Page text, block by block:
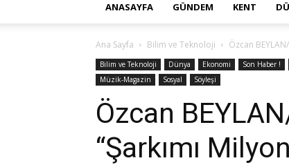
ANASAYFA GÜNDEM KENT
Ana Sayfa Bilim ve Teknoloji Özcan
Bilim ve Teknoloji Dünya Ekonomi Son Haber !
Müzik-Magazin
Sosyal Söyleşi
Özcan
“Şarkımı